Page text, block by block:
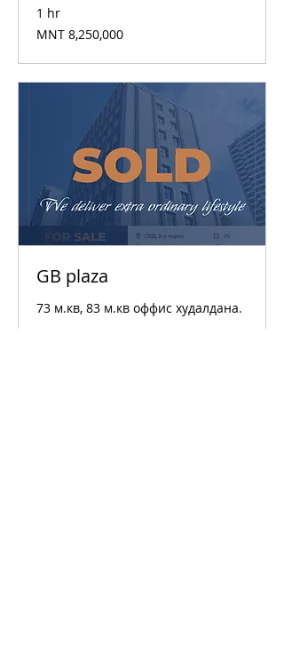
1 hr
8,250,000
Mongolian
MNT 8,250,000
GB plaza
73 м.кв, 83 м.кв оффис худалдана.